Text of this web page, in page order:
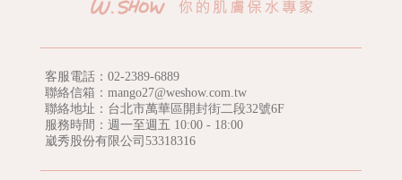
客服電話： 02-2389-6889
聯絡信箱：mango27@weshow.com.tw
聯絡地址：台北市萬華區開封街二段32號6F
服務時間：週一至週五 10:00 - 18:00
崴秀股份有限公司53318316